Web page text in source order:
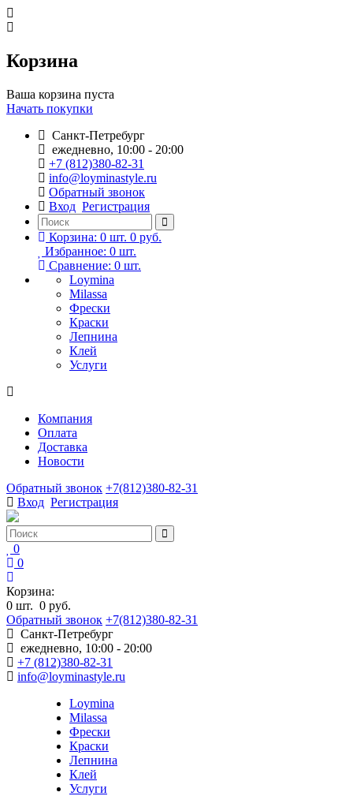
Корзина
Ваша корзина пуста
Начать покупки
Санкт-Петребург
ежедневно, 10:00 - 20:00
+7 (812)380-82-31
info@loyminastyle.ru
Обратный звонок
Вход Регистрация
Корзина: 0 шт. 0 руб.
Избранное: 0 шт.
Сравнение: 0 шт.
Loymina
Milassa
Фрески
Краски
Лепнина
Клей
Услуги
Компания
Оплата
Доставка
Новости
Обратный звонок +7(812)380-82-31
Вход Регистрация
0
0
Корзина:
0 шт. 0 руб.
Обратный звонок +7(812)380-82-31
Санкт-Петребург
ежедневно, 10:00 - 20:00
+7 (812)380-82-31
info@loyminastyle.ru
Loymina
Milassa
Фрески
Краски
Лепнина
Клей
Услуги